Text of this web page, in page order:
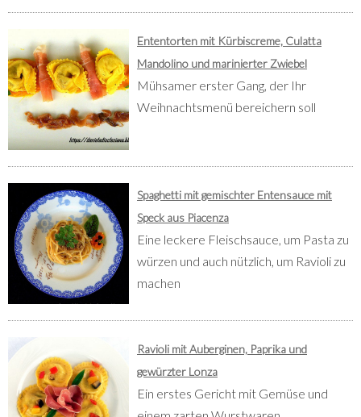
Ententorten mit Kürbiscreme, Culatta
Mandolino und marinierter Zwiebel
Mühsamer erster Gang, der Ihr
Weihnachtsmenü bereichern soll
Spaghetti mit gemischter Entensauce mit
Speck aus Piacenza
Eine leckere Fleischsauce, um Pasta zu
würzen und auch nützlich, um Ravioli zu
machen
Ravioli mit Auberginen, Paprika und
gewürzter Lonza
Ein erstes Gericht mit Gemüse und